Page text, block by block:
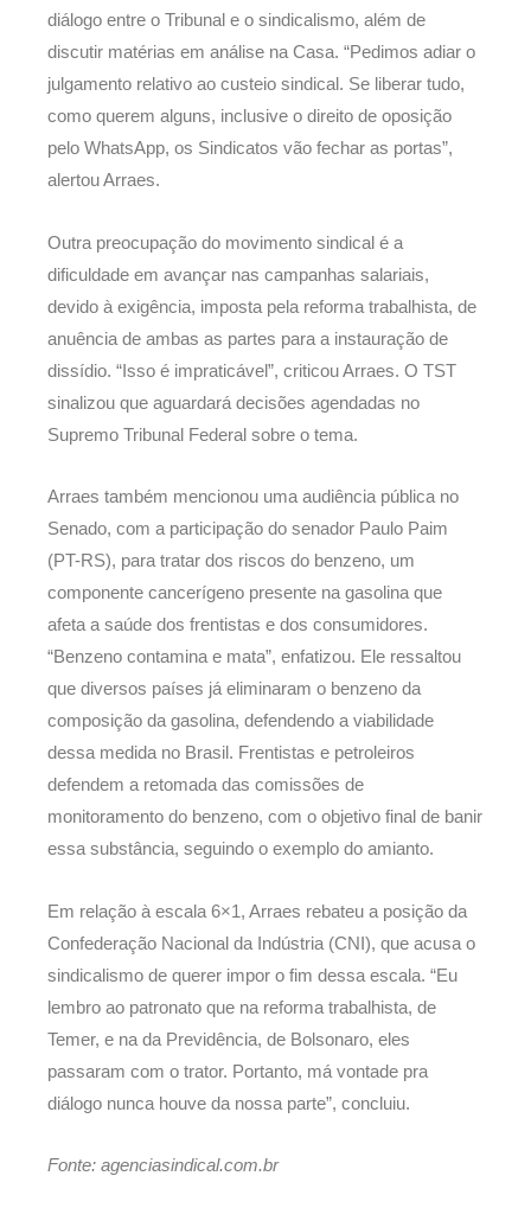
diálogo entre o Tribunal e o sindicalismo, além de
discutir matérias em análise na Casa. “Pedimos adiar o
julgamento relativo ao custeio sindical. Se liberar tudo,
como querem alguns, inclusive o direito de oposição
pelo WhatsApp, os Sindicatos vão fechar as portas”,
alertou Arraes.
Outra preocupação do movimento sindical é a
dificuldade em avançar nas campanhas salariais,
devido à exigência, imposta pela reforma trabalhista, de
anuência de ambas as partes para a instauração de
dissídio. “Isso é impraticável”, criticou Arraes. O TST
sinalizou que aguardará decisões agendadas no
Supremo Tribunal Federal sobre o tema.
Arraes também mencionou uma audiência pública no
Senado, com a participação do senador Paulo Paim
(PT-RS), para tratar dos riscos do benzeno, um
componente cancerígeno presente na gasolina que
afeta a saúde dos frentistas e dos consumidores.
“Benzeno contamina e mata”, enfatizou. Ele ressaltou
que diversos países já eliminaram o benzeno da
composição da gasolina, defendendo a viabilidade
dessa medida no Brasil. Frentistas e petroleiros
defendem a retomada das comissões de
monitoramento do benzeno, com o objetivo final de banir
essa substância, seguindo o exemplo do amianto.
Em relação à escala 6×1, Arraes rebateu a posição da
Confederação Nacional da Indústria (CNI), que acusa o
sindicalismo de querer impor o fim dessa escala. “Eu
lembro ao patronato que na reforma trabalhista, de
Temer, e na da Previdência, de Bolsonaro, eles
passaram com o trator. Portanto, má vontade pra
diálogo nunca houve da nossa parte”, concluiu.
Fonte: agenciasindical.com.br